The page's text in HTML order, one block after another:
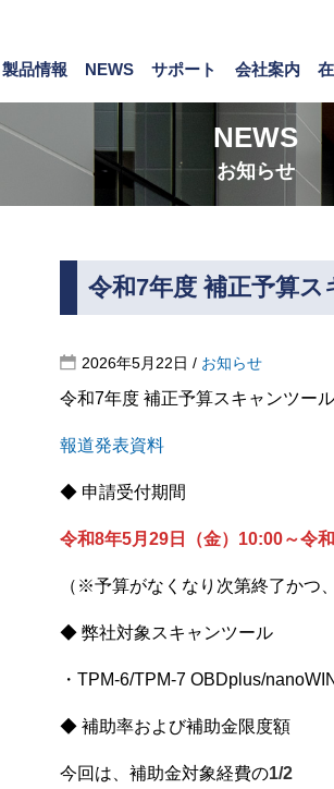
製品情報
製品情報
バージョンアップ情報
NEWS サポート
ソフト一覧
対象車種一覧
サポート情報
ダウンロード
購入について
会社案内
ごあいさつ
会社概要
徹底した自
ストーリー
採用情報
募集要項
NEWS
お知らせ
令和7年度 補正予算
2026年5月22日 / お知らせ
令和7年度 補正予算スキャンツー
報道発表資料
◆ 申請受付期間
令和8年5月29日（金）10:00～令
（※予算がなくなり次第終了かつ
◆ 弊社対象スキャンツール
・TPM-6/TPM-7 OBDplus/
◆ 補助率および補助金限度額
今回は、補助金対象経費の1/2